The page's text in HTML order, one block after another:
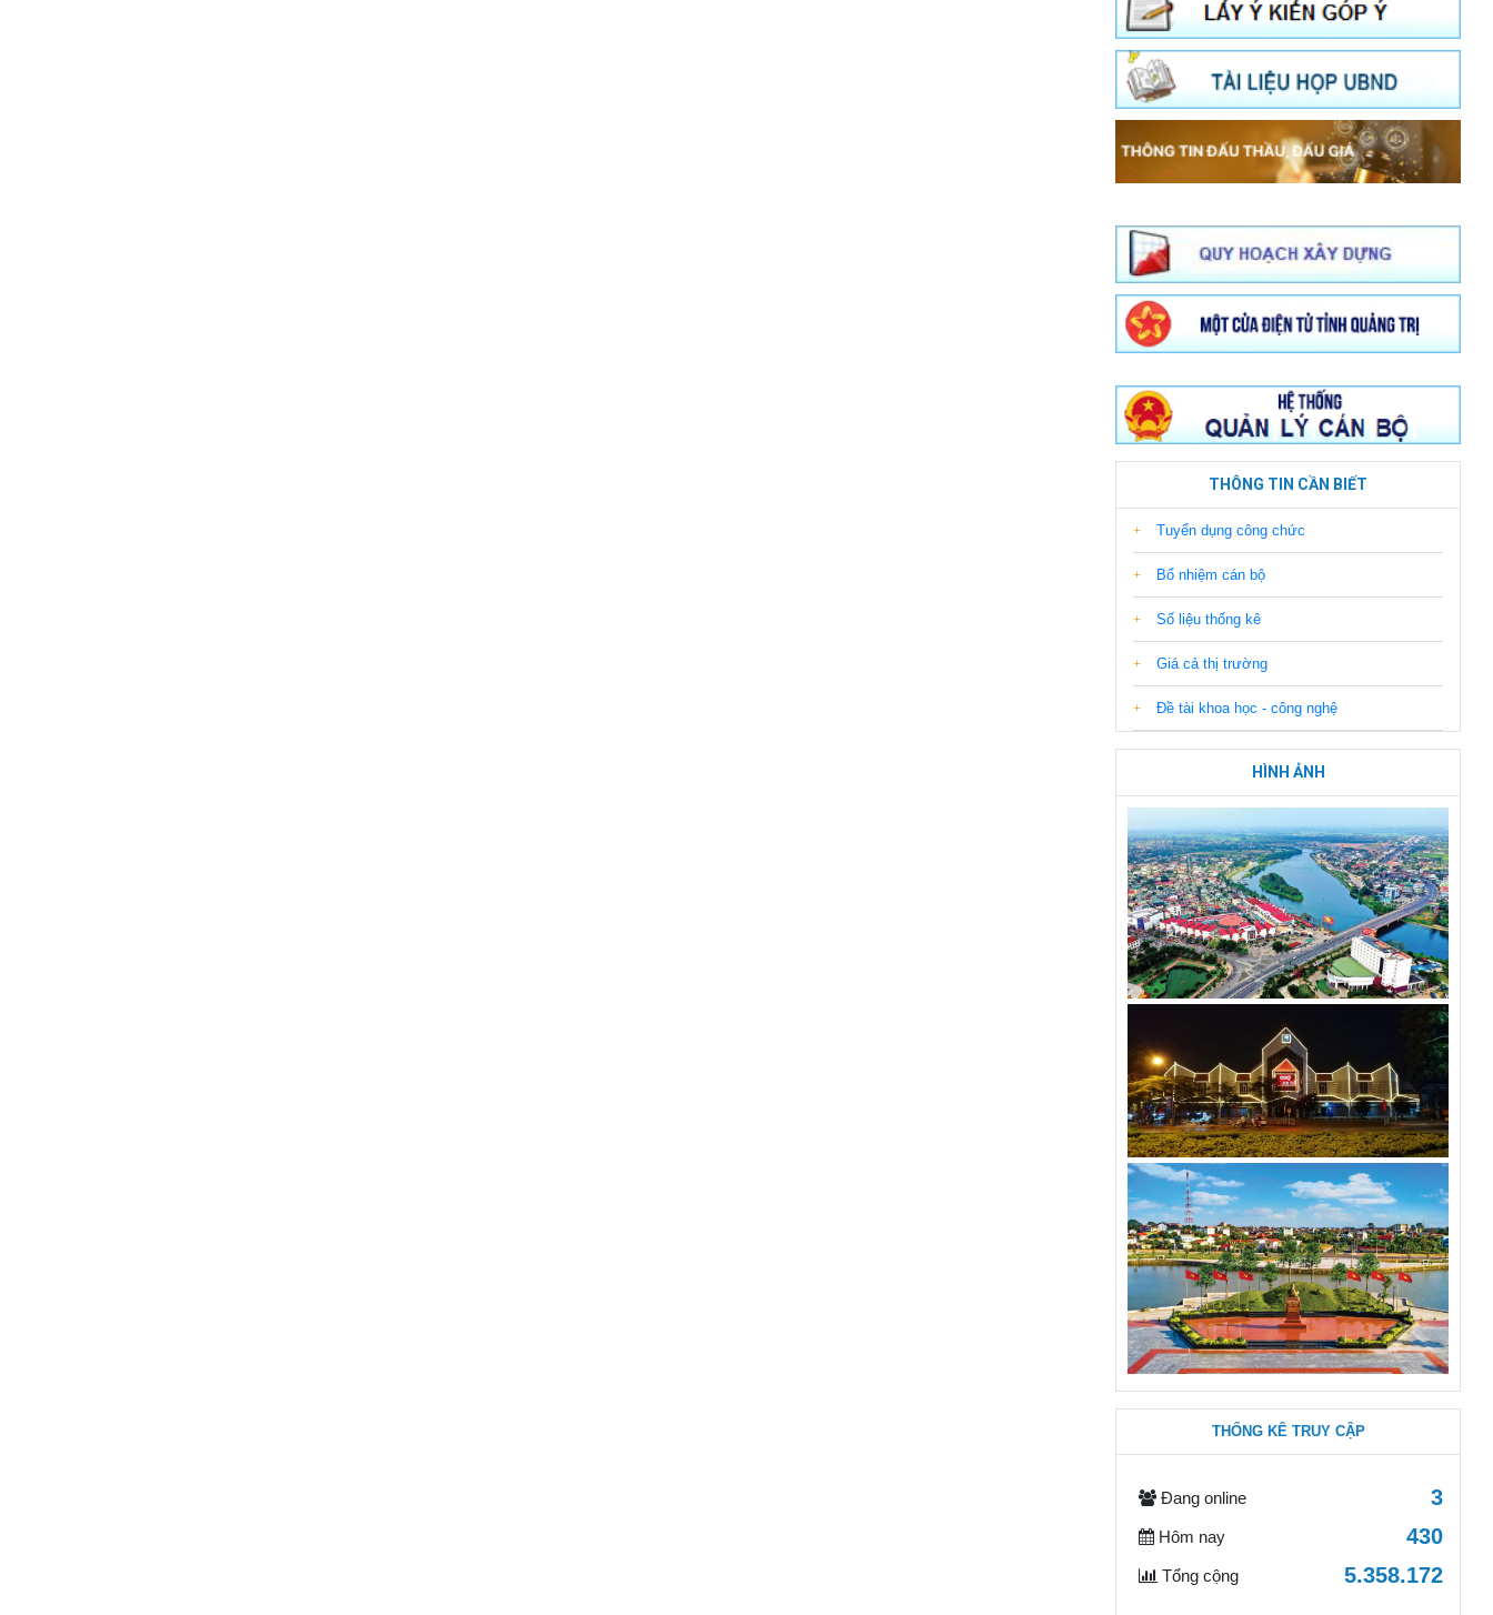
THÔNG TIN CẦN BIẾT
Tuyển dụng công chức
Bổ nhiệm cán bộ
Số liệu thống kê
Giá cả thị trường
Đề tài khoa học - công nghệ
HÌNH ẢNH
THỐNG KÊ TRUY CẬP
Đang online 3
Hôm nay 430
Tổng cộng 5.358.172